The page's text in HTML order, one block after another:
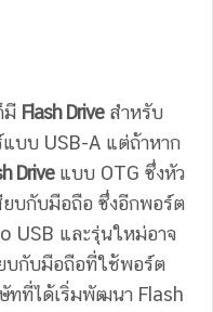
มี Flash Driveสำหรับ
บบ USB-A แต่ถ้าหาก
Driveแบบ OTG ซึ่งหัว
ยบกับมือถือ ซึ่งอีกพอร์ต
USB และรุ่นใหม่อาจ
บกับมือถือที่ใช้พอร์ต
ทที่ได้เริ่มพัฒนา Flash